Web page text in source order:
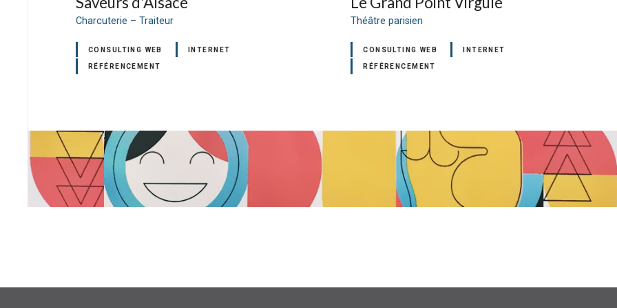
Charcuterie – Traiteur
CONSULTING WEB INTERNET
RÉFÉRENCEMENT
Théâtre parisien
CONSULTING WEB INTERNET
RÉFÉRENCEMENT